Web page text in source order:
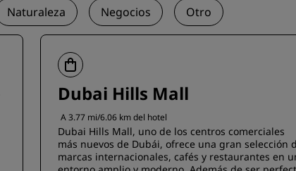
Naturaleza Negocios Otro
Dubai Hills Mall
A 3.77 mi/6.06 km del hotel
Dubai Hills Mall, uno de los centros comerciales
más nuevos de Dubái, ofrece una gran selección
marcas internacionales, cafés y restaurantes en